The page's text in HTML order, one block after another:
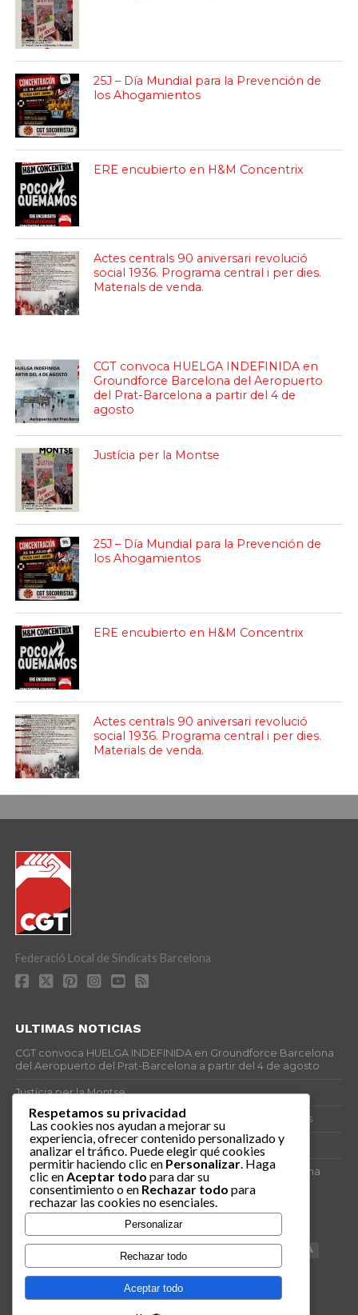
25J – Día Mundial para la Prevención de
los Ahogamientos
ERE encubierto en H&M Concentrix
Actes centrals 90 aniversari revolució
social 1936. Programa central i per dies.
Materials de venda.
CGT convoca HUELGA INDEFINIDA en
Groundforce Barcelona del Aeropuerto
del Prat-Barcelona a partir del 4 de
agosto
Justícia per la Montse
25J – Día Mundial para la Prevención de
los Ahogamientos
ERE encubierto en H&M Concentrix
Actes centrals 90 aniversari revolució
social 1936. Programa central i per dies.
Materials de venda.
Federació Local de Sindicats Barcelona
ULTIMAS NOTICIAS
CGT convoca HUELGA INDEFINIDA en Groundforce Barcelona
del Aeropuerto del Prat-Barcelona a partir del 4 de agosto
Justícia per la Montse
25J – Día Mundial para la Prevención de los Ahogamientos
ERE encubierto en H&M Concentrix
Actes centrals 90 aniversari revolució social 1936. Programa
central i per dies. Materials de venda.
VAGA TELEMARKETING NETEJA
CONFERENCIA
DOCUMENTAL
SANITAT CATSALUT 061 ANTI-MWC
Respetamos su privacidad
Las cookies nos ayudan a mejorar su
experiencia, ofrecer contenido personalizado y
analizar el tráfico. Puede elegir qué cookies
permitir haciendo clic en Personalizar . Haga
clic en Aceptar todo para dar su
consentimiento o en Rechazar todo para
rechazar las cookies no esenciales.
Personalizar
Rechazar todo
Aceptar todo